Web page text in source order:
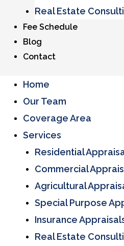
Real Estate
Fee Schedule
Blog
Contact
Home
Our Team
Coverage Area
Services
Residential
Commercial
Agricultural
Special Purpose
Insurance
Real Estate